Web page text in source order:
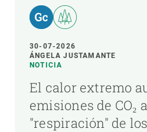
30-07-2026
ÁNGELA JUSTAMANTE
NOTICIA
El calor extremo
emisiones de CO₂
"respiración" de